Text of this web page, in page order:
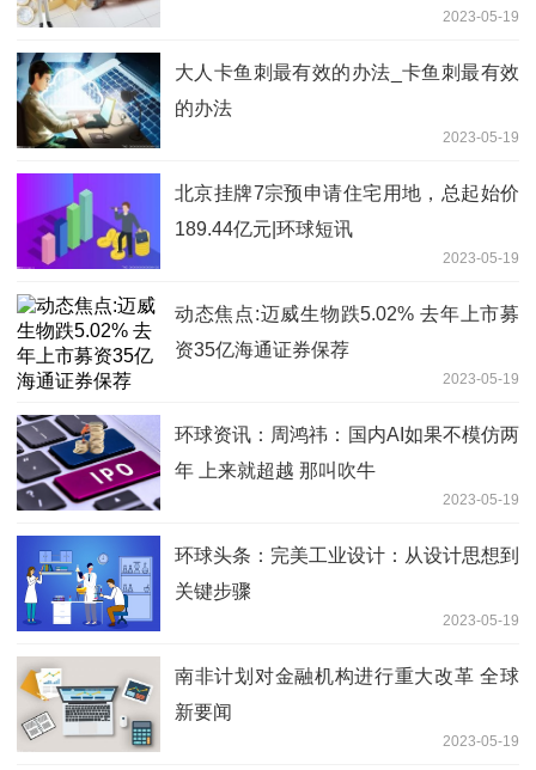
2023-05-19
大人卡鱼刺最有效的办法_卡鱼刺最有效
的办法
2023-05-19
北京挂牌7宗预申请住宅用地，总起始价
189.44亿元|环球短讯
2023-05-19
动态焦点:迈威生物跌5.02% 去年上市募
资35亿海通证券保荐
2023-05-19
环球资讯：周鸿祎：国内AI如果不模仿两
年 上来就超越 那叫吹牛
2023-05-19
环球头条：完美工业设计：从设计思想到
关键步骤
2023-05-19
南非计划对金融机构进行重大改革 全球
新要闻
2023-05-19